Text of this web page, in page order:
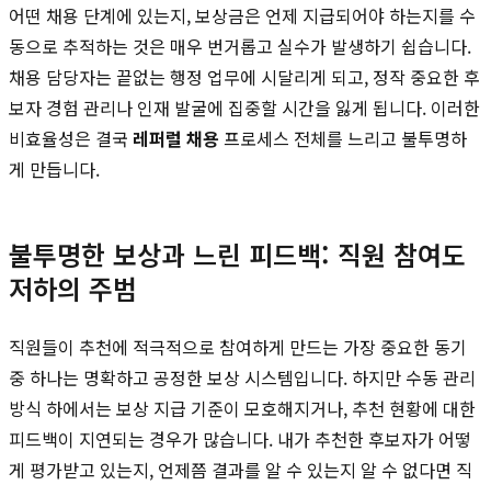
어떤 채용 단계에 있는지, 보상금은 언제 지급되어야 하는지를 수
동으로 추적하는 것은 매우 번거롭고 실수가 발생하기 쉽습니다.
채용 담당자는 끝없는 행정 업무에 시달리게 되고, 정작 중요한 후
보자 경험 관리나 인재 발굴에 집중할 시간을 잃게 됩니다. 이러한
비효율성은 결국 레퍼럴 채용 프로세스 전체를 느리고 불투명하
게 만듭니다.
불투명한 보상과 느린 피드백: 직원 참여도
저하의 주범
직원들이 추천에 적극적으로 참여하게 만드는 가장 중요한 동기
중 하나는 명확하고 공정한 보상 시스템입니다. 하지만 수동 관리
방식 하에서는 보상 지급 기준이 모호해지거나, 추천 현황에 대한
피드백이 지연되는 경우가 많습니다. 내가 추천한 후보자가 어떻
게 평가받고 있는지, 언제쯤 결과를 알 수 있는지 알 수 없다면 직